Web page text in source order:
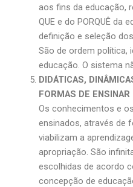
aos fins da educação,
QUE e do PORQUÊ da
definição e seleção
São de ordem política,
educação. O sistema
DIDÁTICAS,
FORMAS DE ENSINAR
Os conhecimentos e
ensinados, através de
viabilizam a
apropriação. São
escolhidas de acordo
concepção de